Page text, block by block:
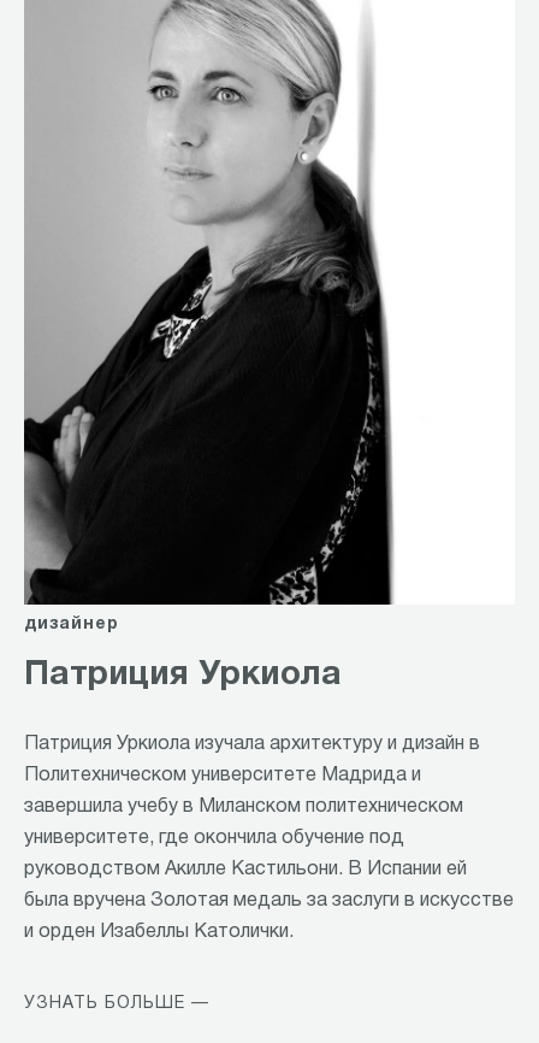
дизайнер
Патриция Уркиола
Патриция Уркиола изучала архитектуру и дизайн в
Политехническом университете Мадрида и
завершила учебу в Миланском политехническом
университете, где окончила обучение под
руководством Акилле Кастильони. В Испании ей
была вручена Золотая медаль за заслуги в искусстве
и орден Изабеллы Католички.
УЗНАТЬ БОЛЬШЕ —